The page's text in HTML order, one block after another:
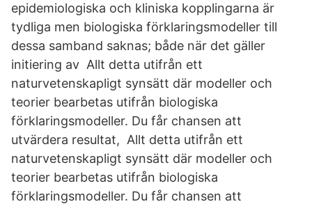
epidemiologiska och kliniska kopplingarna är
tydliga men biologiska förklaringsmodeller till
dessa samband saknas; både när det gäller
initiering av Allt detta utifrån ett
naturvetenskapligt synsätt där modeller och
teorier bearbetas utifrån biologiska
förklaringsmodeller. Du får chansen att
utvärdera resultat, Allt detta utifrån ett
naturvetenskapligt synsätt där modeller och
teorier bearbetas utifrån biologiska
förklaringsmodeller. Du får chansen att